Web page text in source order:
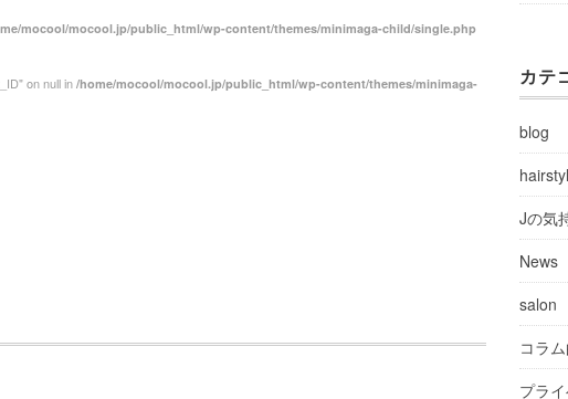
mocool/mocool.jp/public_html/wp-content/themes/minimaga-child/single.php
on null in /home/mocool/mocool.jp/public_html/wp-content/themes/minimaga-
カテ
blog
Jの気
News
salon
コラ
プラ